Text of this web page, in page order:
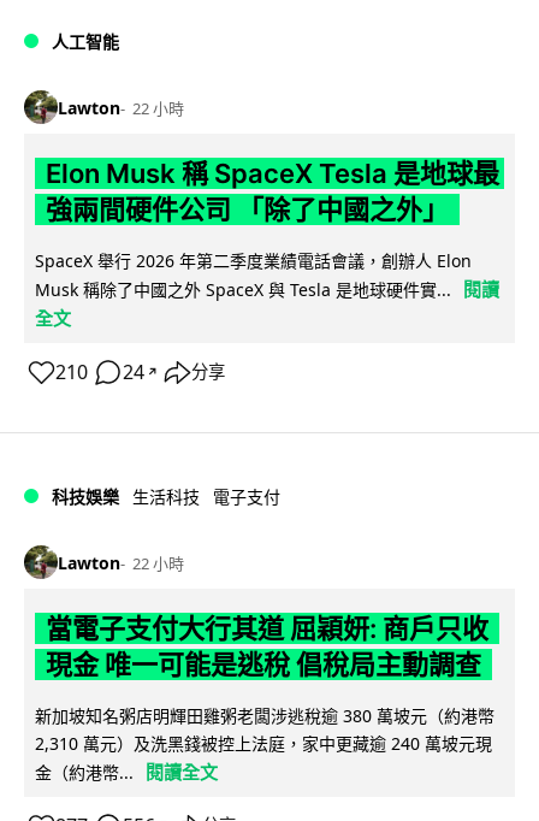
人工智能
Lawton 22 小時
Elon Musk 稱 SpaceX Tesla 是地球最
強兩間硬件公司 「除了中國之外」
SpaceX 舉行 2026 年第二季度業績電話會議，創辦人 Elon
Musk 稱除了中國之外 SpaceX 與 Tesla 是地球硬件實...
閱讀
全文
210 24 ↗ 分享
科技娛樂 生活科技 電子支付
Lawton 22 小時
當電子支付大行其道 屈穎妍: 商戶只收
現金 唯一可能是逃稅 倡稅局主動調查
新加坡知名粥店明輝田雞粥老闆涉逃稅逾 380 萬坡元（約港幣
2,310 萬元）及洗黑錢被控上法庭，家中更藏逾 240 萬坡元現
金（約港幣...
閱讀全文